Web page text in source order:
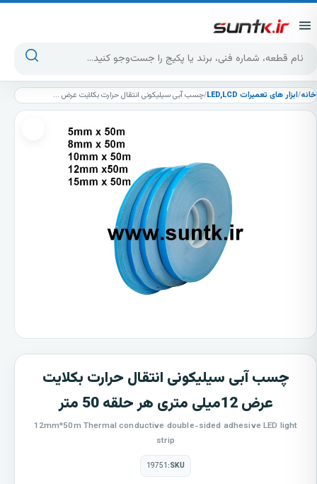
جست‌وجوی محصولات
خانه/ابزار های تعمیرات LED,LCD / چسب آبی سیلیکونی انتقال حرارت بکلایت عرض 12میلی متری هر حلقه 50 متر
چسب آبی سیلیکونی انتقال حرارت بکلایت
عرض 12میلی متری هر حلقه 50 متر
12mm*50m Thermal conductive double-sided adhesive LED light
strip
SKU:
19751